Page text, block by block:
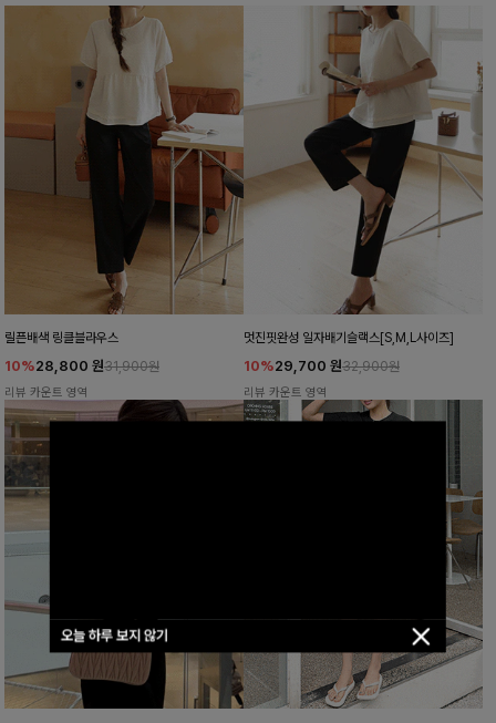
오늘 하루 보지 않기
릴픈배색 링클블라우스
10%28,800 원31,900원
리뷰 카운트 영역
멋진핏완성 일자배기슬랙스[S,M,L사이즈]
10%29,700 원32,900원
리뷰 카운트 영역